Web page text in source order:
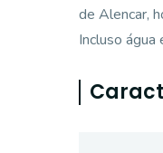
de Alencar,
Incluso água